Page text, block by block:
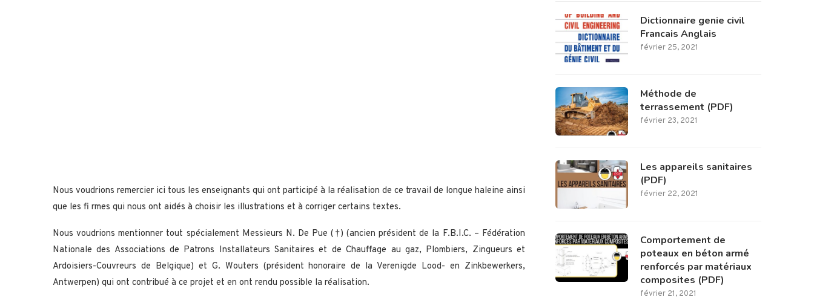
Nous voudrions remercier ici tous les enseignants qui ont participé à la réalisation de ce travail de longue haleine ainsi
que les fi rmes qui nous ont aidés à choisir les illustrations et à corriger certains textes.
Nous voudrions mentionner tout spécialement Messieurs N. De Pue (†) (ancien président de la F.B.I.C. – Fédération
Nationale des Associations de Patrons Installateurs Sanitaires et de Chauffage au gaz, Plombiers, Zingueurs et
Ardoisiers-Couvreurs de Belgique) et G. Wouters (président honoraire de la Verenigde Lood- en Zinkbewerkers,
Antwerpen) qui ont contribué à ce projet et en ont rendu possible la réalisation.
Dictionnaire genie civil
Francais Anglais
février 25, 2021
Méthode de
terrassement (PDF)
février 23, 2021
Les appareils sanitaires
(PDF)
février 22, 2021
Comportement de
poteaux en béton armé
renforcés par matériaux
composites (PDF)
février 21, 2021